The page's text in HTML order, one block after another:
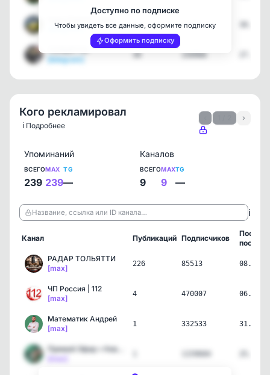
[telegram]
3 51907
[telegram]
30 150966
Доступно по подписке
Чтобы увидеть все данные, оформите подписку
Оформить подписку
Кого рекламировал
ℹ️ Подробнее
›
Упоминаний
ВСЕГО
239
MAX
239
TG
—
Каналов
ВСЕГО
9
MAX
9
TG
—
Название, ссылка или ID канала… ℹ️
Канал Публикаций Подписчиков
пост
РАДАР ТОЛЬЯТТИ
[max]
226 85513
ЧП Россия | 112
[max]
4 470007
Математик Андрей
[max]
1 332533
Прямой Эфир • Новости
1159684